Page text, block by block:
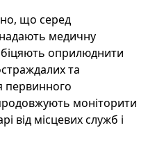
що серед
медичну
оприлюднити
та
первинного
моніторити
від місцевих служб і